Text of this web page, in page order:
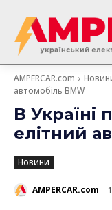
AMPERCAR.com
автомобіль BMW
В Україні
елітний
Новини
AMPERCAR.com